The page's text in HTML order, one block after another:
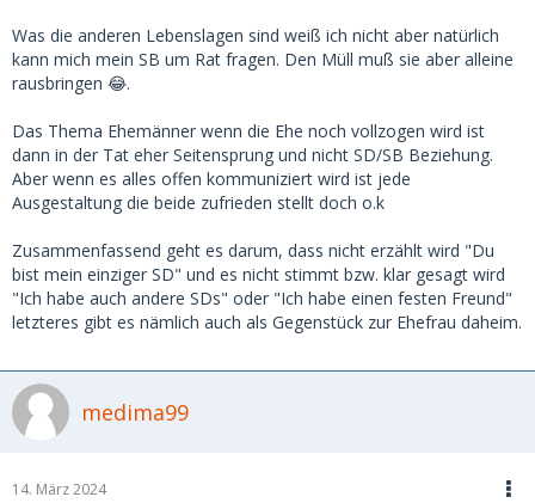
Was die anderen Lebenslagen sind weiß ich nicht aber natürlich
kann mich mein SB um Rat fragen. Den Müll muß sie aber alleine
rausbringen 😂.
Das Thema Ehemänner wenn die Ehe noch vollzogen wird ist
dann in der Tat eher Seitensprung und nicht SD/SB Beziehung.
Aber wenn es alles offen kommuniziert wird ist jede
Ausgestaltung die beide zufrieden stellt doch o.k
Zusammenfassend geht es darum, dass nicht erzählt wird "Du
bist mein einziger SD" und es nicht stimmt bzw. klar gesagt wird
"Ich habe auch andere SDs" oder "Ich habe einen festen Freund"
letzteres gibt es nämlich auch als Gegenstück zur Ehefrau daheim.
medima99
14. März 2024